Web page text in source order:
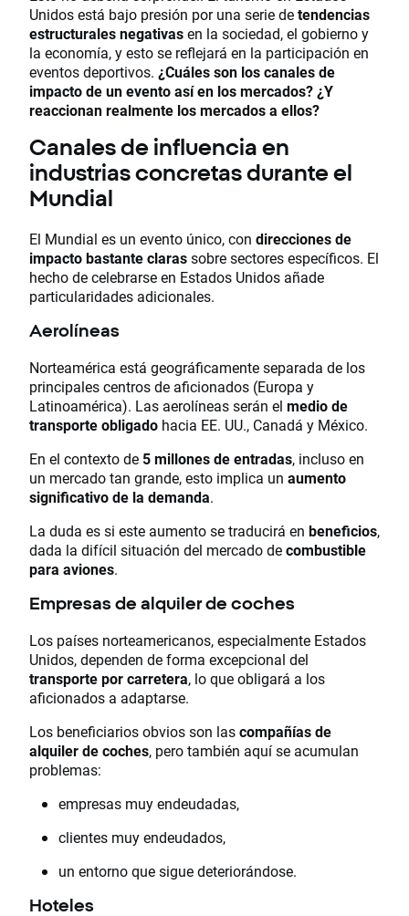
Unidos está bajo presión por una serie detendencias
estructurales negativasen la sociedad, el gobierno y
la economía, y esto se reflejará en la participación en
eventos deportivos. ¿Cuáles son los canales de
impacto de un evento así en los mercados? ¿Y
reaccionan realmente los mercados a ellos?
Canales de influencia en
industrias concretas durante el
Mundial
El Mundial es un evento único, con direcciones de
impacto bastante clarassobre sectores específicos. El
hecho de celebrarse en Estados Unidos añade
particularidades adicionales.
Aerolíneas
Norteamérica está geográficamente separada de los
principales centros de aficionados (Europa y
Latinoamérica). Las aerolíneas serán el medio de
transporte obligado hacia EE. UU., Canadá y México.
En el contexto de 5 millones de entradas, incluso en
un mercado tan grande, esto implica un aumento
significativo de la demanda.
La duda es si este aumento se traducirá en beneficios,
dada la difícil situación del mercado decombustible
para aviones.
Empresas de alquiler de coches
Los países norteamericanos, especialmente Estados
Unidos, dependen de forma excepcional del
transporte por carretera, lo que obligará a los
aficionados a adaptarse.
Los beneficiarios obvios son lascompañías de
alquiler de coches, pero también aquí se acumulan
problemas:
empresas muy endeudadas,
clientes muy endeudados,
un entorno que sigue deteriorándose.
Hoteles